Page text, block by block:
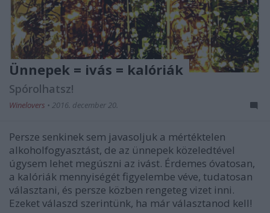
Ünnepek = ivás = kalóriák
Spórolhatsz!
Winelovers • 2016. december 20.
Persze senkinek sem javasoljuk a mértéktelen
alkoholfogyasztást, de az ünnepek közeledtével
úgysem lehet megúszni az ivást. Érdemes óvatosan,
a kalóriák mennyiségét figyelembe véve, tudatosan
választani, és persze közben rengeteg vizet inni.
Ezeket válaszd szerintünk, ha már választanod kell!